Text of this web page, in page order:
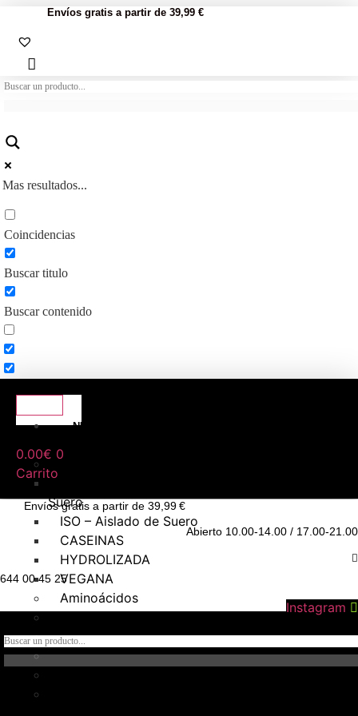
Envíos gratis a partir de 39,99 €
Mas resultados...
Coincidencias
Buscar titulo
Buscar contenido
NUTRICIÓN
Proteínas
Suero
ISO – Aislado de Suero
CASEINAS
HYDROLIZADA
VEGANA
Aminoácidos
Hidratos de carbono
Pre – entrenos
0.00€ 0
Carrito
Envíos gratis a partir de 39,99 €
Abierto 10.00-14.00 / 17.00-21.00
644 00 45 25
Instagram